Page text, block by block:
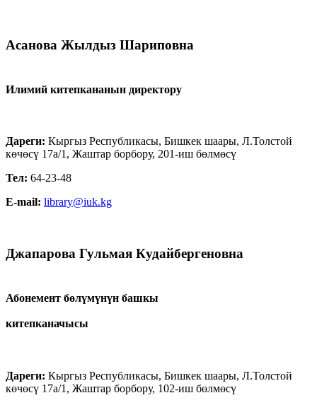
Асанова Жылдыз Шариповна
Илимий китепкананын директору
Дареги: Кыргыз Республикасы, Бишкек шаары, Л.Толстой
көчөсү 17а/1, Жаштар борбору, 201-иш бөлмөсү
Тел: 64-23-48
E-mail: library@iuk.kg
Джапарова Гульмая Кудайбергеновна
Абонемент бөлүмүнүн башкы
китепканачысы
Дареги: Кыргыз Республикасы, Бишкек шаары, Л.Толстой
көчөсү 17а/1, Жаштар борбору, 102-иш бөлмөсү